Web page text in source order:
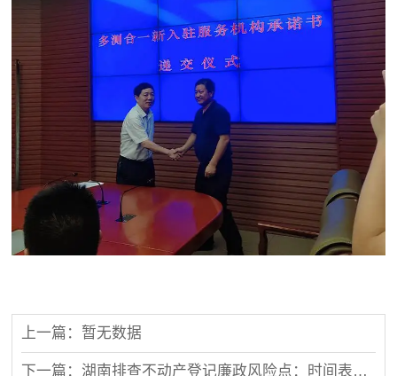
上一篇：暂无数据
下一篇：湖南排查不动产登记廉政风险点：时间表、任务图已出炉